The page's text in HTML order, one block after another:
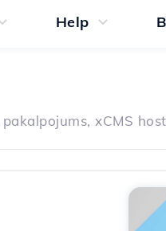
Help
xCMS